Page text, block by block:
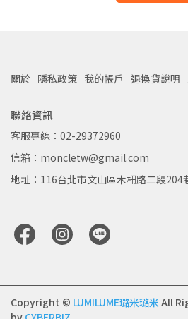
關於 隱私政策 我的帳戶 退換貨說明
聯絡資訊
客服專線：02-29372960
信箱：moncletw@gmail.com
地址：116台北市文山區木柵路二段204
Copyright © LUMILUME璐米璐米 All